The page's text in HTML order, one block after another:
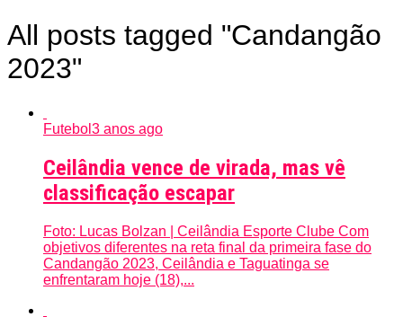
All posts tagged "Candangão
2023"
Futebol 3 anos ago
Ceilândia vence de virada, mas vê
classificação escapar
Foto: Lucas Bolzan | Ceilândia Esporte Clube Com
objetivos diferentes na reta final da primeira fase do
Candangão 2023, Ceilândia e Taguatinga se
enfrentaram hoje (18),...